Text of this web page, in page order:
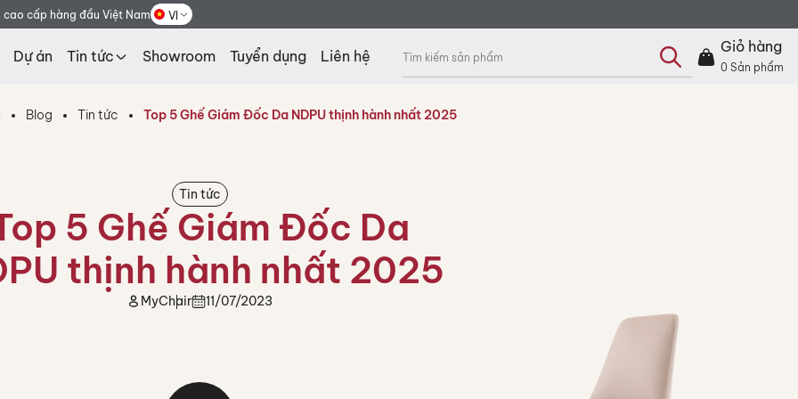
cấp hàng đầu Việt Nam VI
Dự án Tin tức Showroom Tuyển dụng Liên hệ
kiếm
phẩm
Giỏ hàng
0 Sản phẩm
Blog Tin tức Top 5 Ghế Giám Đốc Da NDPU thịnh hành nhất 2025
Tin tức
5 Ghế Giám Đốc Da
thịnh hành nhất 2025
MyChair 11/07/2023